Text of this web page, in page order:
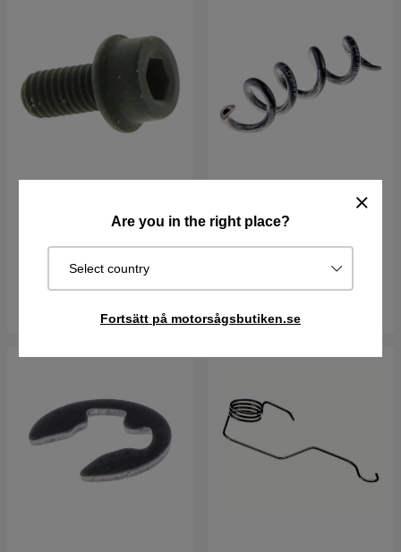
Are you in the right place?
Select country
Fortsätt på motorsågsbutiken.se
20 kr 110 kr